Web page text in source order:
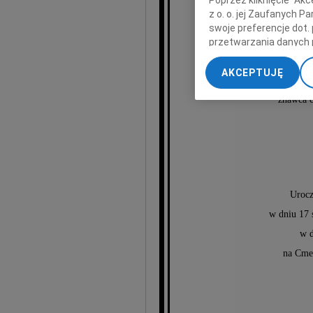
znawca
w dniu 17
w
na
z o. o. jej Zaufanych
swoje preferencje dot.
przetwarzania danych
„Ustawienia
My, nasi Zaufani
dokładnych danych
Przechowywanie
AKCEPTUJĘ